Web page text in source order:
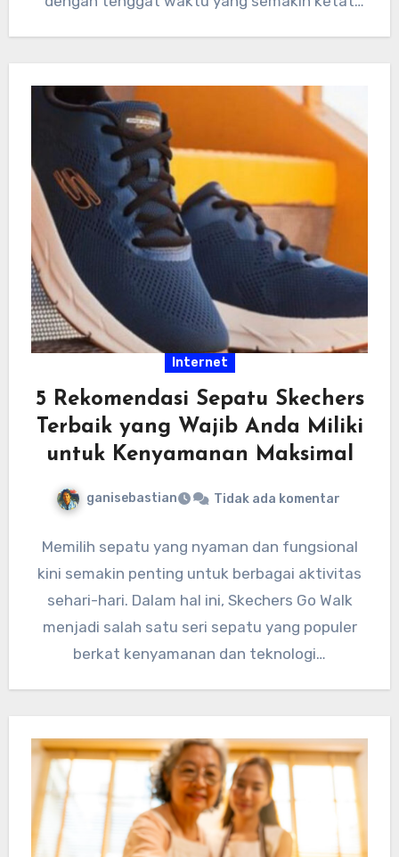
Internet
5 Rekomendasi Sepatu Skechers
Terbaik yang Wajib Anda Miliki
untuk Kenyamanan Maksimal
ganisebastian Tidak ada komentar
Memilih sepatu yang nyaman dan fungsional
kini semakin penting untuk berbagai aktivitas
sehari-hari. Dalam hal ini, Skechers Go Walk
menjadi salah satu seri sepatu yang populer
berkat kenyamanan dan teknologi…